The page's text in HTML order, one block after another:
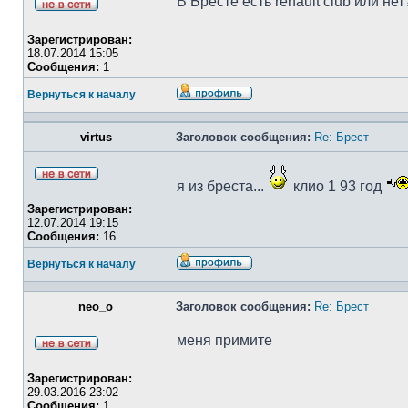
Зарегистрирован:
18.07.2014 15:05
Сообщения: 1
Вернуться к началу
virtus Заголовок сообщения: Re: Брест
Зарегистрирован:
12.07.2014 19:15
Сообщения: 16
я из бреста... клио 1 93 год
Вернуться к началу
neo_o Заголовок сообщения: Re: Брест
Зарегистрирован:
29.03.2016 23:02
меня примите